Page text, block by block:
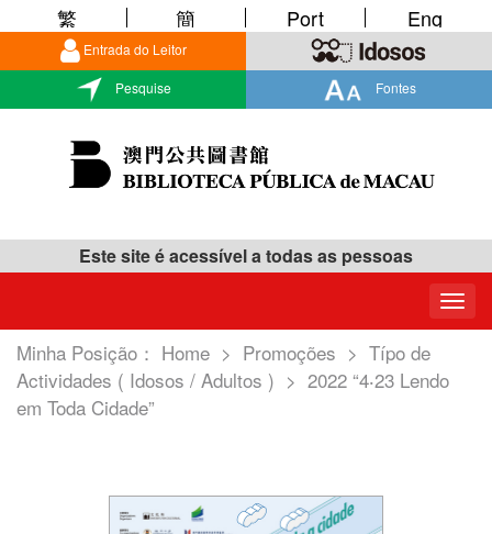
Entrada do Leitor
Pesquise Fontes
繁 簡 Port Eng
Este site é acessível a todas as pessoas
Minha Posição： Home > Promoções > Típo de
Actividades ( Idosos / Adultos ) > 2022 “4‧23 Lendo
em Toda Cidade”